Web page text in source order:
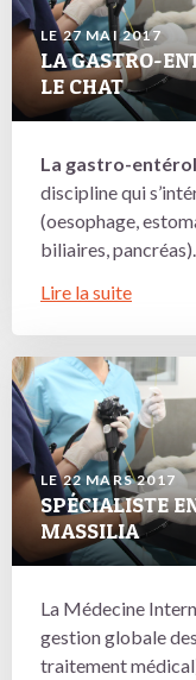
LE 27 MAI 2017
LA GASTRO-
LE CHAT
La gastro-
discipline qui
(oesophage,
biliaires, pancréas).
Lire la suite
LE 22 MARS 2017
SPÉCIALISTE
MASSILIA
La Médecine
gestion globale
traitement